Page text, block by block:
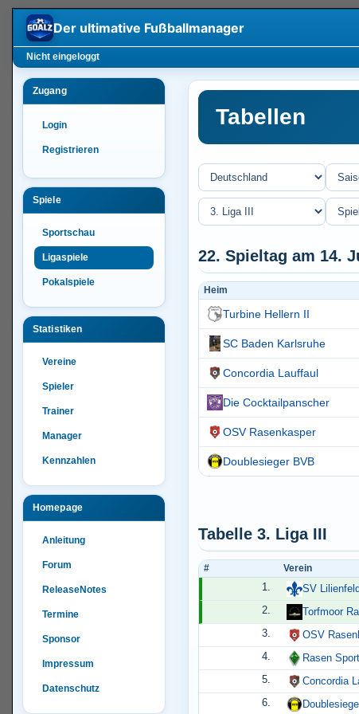
Der ultimative Fußballmanager
Nicht eingeloggt
Zugang
Login
Registrieren
Spiele
Sportschau
Ligaspiele
Pokalspiele
Statistiken
Vereine
Spieler
Trainer
Manager
Kennzahlen
Homepage
Anleitung
Forum
ReleaseNotes
Termine
Sponsor
Impressum
Datenschutz
Tabellen
22. Spieltag am 14.
Heim
Turbine Hellern II
SC Baden Karlsruhe
Concordia Lauffaul
Die Cocktailpanscher
OSV Rasenkasper
Doublesieger BVB
Tabelle 3. Liga III
# Verein
1. SV Lilienfeld
2.
Torfmoor
3.
OSV
4.
Rasen
5.
Concordia
6.